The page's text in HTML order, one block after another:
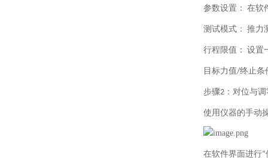
参数设置： 在软
测试模式： 推力
行程限值： 设置
目标力值/终止条
步骤2：对位与调
使用仪器的手动
在软件界面进行“